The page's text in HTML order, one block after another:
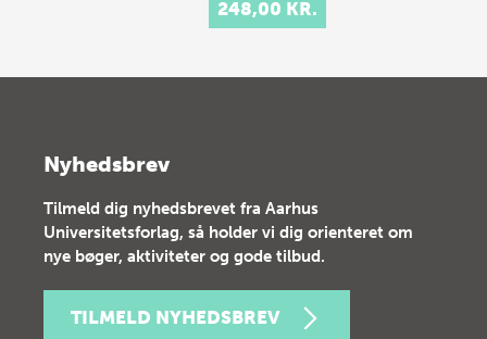
248,00 KR.
Nyhedsbrev
Tilmeld dig nyhedsbrevet fra Aarhus
Universitetsforlag, så holder vi dig orienteret om
nye bøger, aktiviteter og gode tilbud.
TILMELD NYHEDSBREV